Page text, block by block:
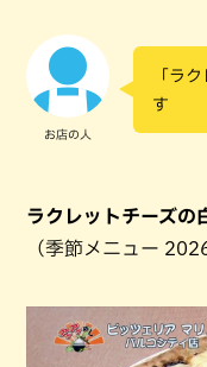
お店の人
「ラ
す
ラクレットチーズの
（季節メニュー